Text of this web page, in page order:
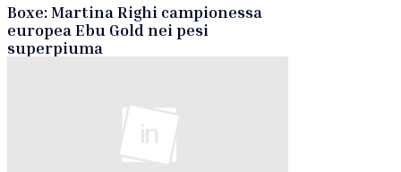
Boxe: Martina Righi campionessa
europea Ebu Gold nei pesi
superpiuma